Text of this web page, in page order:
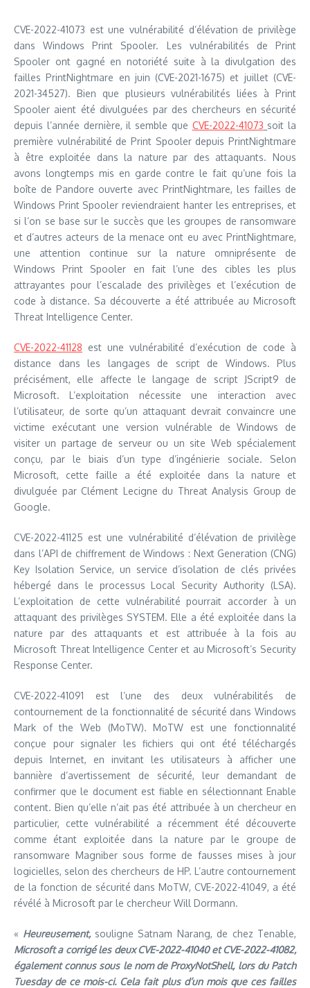
CVE-2022-41073 est une vulnérabilité d’élévation de privilège
dans Windows Print Spooler. Les vulnérabilités de Print
Spooler ont gagné en notoriété suite à la divulgation des
failles PrintNightmare en juin (CVE-2021-1675) et juillet (CVE-
2021-34527). Bien que plusieurs vulnérabilités liées à Print
Spooler aient été divulguées par des chercheurs en sécurité
depuis l’année dernière, il semble que CVE-2022-41073 soit la
première vulnérabilité de Print Spooler depuis PrintNightmare
à être exploitée dans la nature par des attaquants. Nous
avons longtemps mis en garde contre le fait qu’une fois la
boîte de Pandore ouverte avec PrintNightmare, les failles de
Windows Print Spooler reviendraient hanter les entreprises, et
si l’on se base sur le succès que les groupes de ransomware
et d’autres acteurs de la menace ont eu avec PrintNightmare,
une attention continue sur la nature omniprésente de
Windows Print Spooler en fait l’une des cibles les plus
attrayantes pour l’escalade des privilèges et l’exécution de
code à distance. Sa découverte a été attribuée au Microsoft
Threat Intelligence Center.
CVE-2022-41128 est une vulnérabilité d’exécution de code à
distance dans les langages de script de Windows. Plus
précisément, elle affecte le langage de script JScript9 de
Microsoft. L’exploitation nécessite une interaction avec
l’utilisateur, de sorte qu’un attaquant devrait convaincre une
victime exécutant une version vulnérable de Windows de
visiter un partage de serveur ou un site Web spécialement
conçu, par le biais d’un type d’ingénierie sociale. Selon
Microsoft, cette faille a été exploitée dans la nature et
divulguée par Clément Lecigne du Threat Analysis Group de
Google.
CVE-2022-41125 est une vulnérabilité d’élévation de privilège
dans l’API de chiffrement de Windows : Next Generation (CNG)
Key Isolation Service, un service d’isolation de clés privées
hébergé dans le processus Local Security Authority (LSA).
L’exploitation de cette vulnérabilité pourrait accorder à un
attaquant des privilèges SYSTEM. Elle a été exploitée dans la
nature par des attaquants et est attribuée à la fois au
Microsoft Threat Intelligence Center et au Microsoft’s Security
Response Center.
CVE-2022-41091 est l’une des deux vulnérabilités de
contournement de la fonctionnalité de sécurité dans Windows
Mark of the Web (MoTW). MoTW est une fonctionnalité
conçue pour signaler les fichiers qui ont été téléchargés
depuis Internet, en invitant les utilisateurs à afficher une
bannière d’avertissement de sécurité, leur demandant de
confirmer que le document est fiable en sélectionnant Enable
content. Bien qu’elle n’ait pas été attribuée à un chercheur en
particulier, cette vulnérabilité a récemment été découverte
comme étant exploitée dans la nature par le groupe de
ransomware Magniber sous forme de fausses mises à jour
logicielles, selon des chercheurs de HP. L’autre contournement
de la fonction de sécurité dans MoTW, CVE-2022-41049, a été
révélé à Microsoft par le chercheur Will Dormann.
« Heureusement, souligne Satnam Narang, de chez Tenable,
Microsoft a corrigé les deux CVE-2022-41040 et CVE-2022-41082,
également connus sous le nom de ProxyNotShell, lors du Patch
Tuesday de ce mois-ci. Cela fait plus d’un mois que ces failles